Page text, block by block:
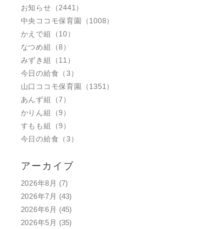
お知らせ（2441）
中央ココモ保育園（1008）
かえで組（10）
なつめ組（8）
みずき組（11）
今日の給食（3）
山口ココモ保育園（1351）
あんず組（7）
かりん組（9）
すもも組（9）
今日の給食（3）
アーカイブ
2026年8月 (7)
2026年7月 (43)
2026年6月 (45)
2026年5月 (35)